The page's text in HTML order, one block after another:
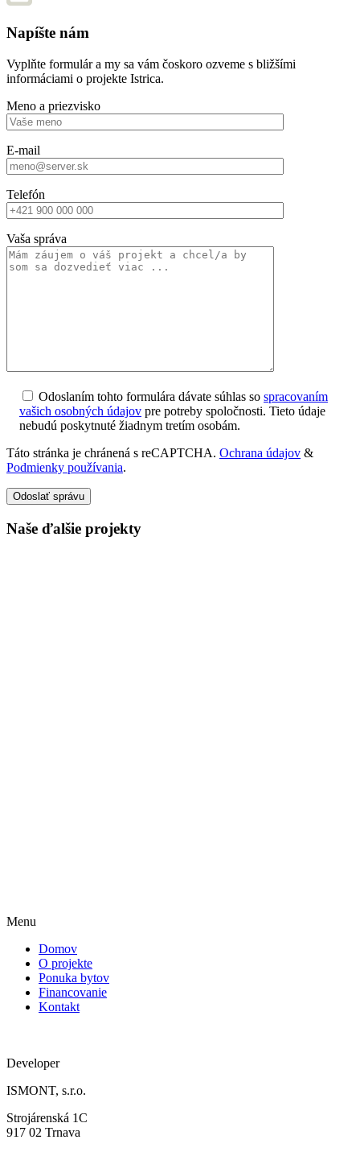
Napíšte nám
Vyplňte formulár a my sa vám čoskoro ozveme s bližšími
informáciami o projekte Istrica.
Meno a priezvisko
E-mail
Telefón
Vaša správa
Odoslaním tohto formulára dávate súhlas so spracovaním
vašich osobných údajov pre potreby spoločnosti. Tieto údaje
nebudú poskytnuté žiadnym tretím osobám.
Táto stránka je chránená s reCAPTCHA. Ochrana údajov &
Podmienky používania.
Odoslať správu
Naše ďalšie projekty
Menu
Domov
O projekte
Ponuka bytov
Financovanie
Kontakt
Developer
ISMONT, s.r.o.
Strojárenská 1C
917 02 Trnava